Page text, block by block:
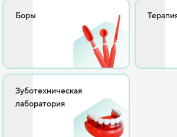
продукты для лучшей стоматологии.
Боры
Зуботехническая
лаборатория